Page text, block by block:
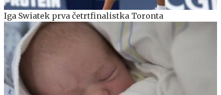
Iga Swiatek prva četrtfinalistka Toronta